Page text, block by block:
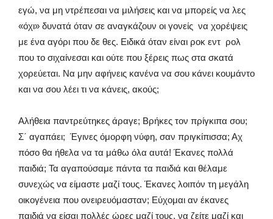
εγώ, να μη ντρέπεσαι να μιλήσεις και να μπορείς να λες
«όχι» δυνατά όταν σε αναγκάζουν οι γονείς να χορέψεις
με ένα αγόρι που δε θες. Ειδικά όταν είναι ροκ εντ ρολ
που το σιχαίνεσαι και ούτε που ξέρεις πως στα σκατά
χορεύεται. Να μην αφήνεις κανένα να σου κάνει κουμάντο
και να σου λέει τι να κάνεις, ακούς;
Αλήθεια παντρεύτηκες άραγε; Βρήκες τον πρίγκιπα σου;
Σ΄ αγαπάει; Έγινες όμορφη νύφη, σαν πριγκίπισσα; Αχ
πόσο θα ήθελα να τα μάθω όλα αυτά! Έκανες πολλά
παιδιά; Τα αγαπούσαμε πάντα τα παιδιά και θέλαμε
συνεχώς να είμαστε μαζί τους. Έκανες λοιπόν τη μεγάλη
οικογένεια που ονειρευόμασταν; Εύχομαι αν έκανες
παιδιά να είσαι πολλές ώρες μαζί τους, να ζείτε μαζί και